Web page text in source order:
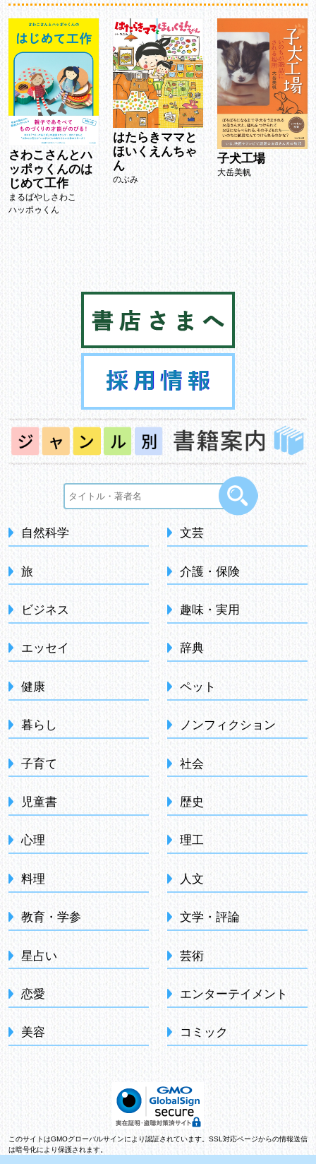
自然科学
旅
ビジネス
エッセイ
健康
暮らし
子育て
児童書
心理
料理
教育・学参
星占い
恋愛
美容
文芸
介護・保険
趣味・実用
辞典
ペット
ノンフィクション
社会
歴史
理工
人文
文学・評論
芸術
エンターテイメント
コミック
このサイトはGMOグローバルサインにより認証されています。SSL対応ページからの情報送信
は暗号化により保護されます。
さわこさんとハ
ッポゥくんのは
じめて工作
まるばやしさわこ
ハッポゥくん
はたらきママと
ほいくえんちゃ
ん
のぶみ
子犬工場
大岳美帆